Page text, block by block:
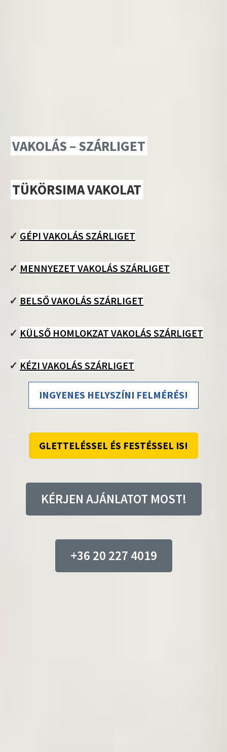
VAKOLÁS – SZÁRLIGET
TÜKÖRSIMA VAKOLAT
✓ GÉPI VAKOLÁS SZÁRLIGET
✓ MENNYEZET VAKOLÁS SZÁRLIGET
✓ BELSŐ VAKOLÁS SZÁRLIGET
✓ KÜLSŐ HOMLOKZAT VAKOLÁS SZÁRLIGET
✓ KÉZI VAKOLÁS SZÁRLIGET
INGYENES HELYSZÍNI FELMÉRÉS!
GLETTELÉSSEL ÉS FESTÉSSEL IS!
KÉRJEN AJÁNLATOT MOST!
+36 20 227 4019